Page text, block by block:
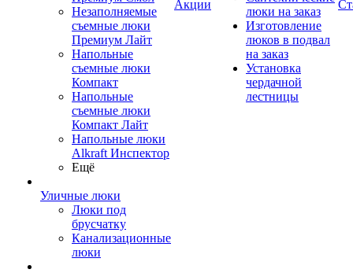
Незаполняемые
съемные люки
Премиум Лайт
Напольные
съемные люки
Компакт
Напольные
съемные люки
Компакт Лайт
Напольные люки
Alkraft Инспектор
Ещё
Уличные люки
Люки под
брусчатку
Канализационные
люки
Акции
люки на заказ
Изготовление
люков в подвал
на заказ
Установка
чердачной
лестницы